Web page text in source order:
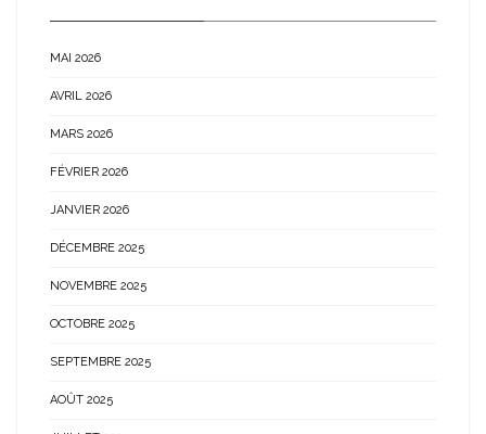
MAI 2026
AVRIL 2026
MARS 2026
FÉVRIER 2026
JANVIER 2026
DÉCEMBRE 2025
NOVEMBRE 2025
OCTOBRE 2025
SEPTEMBRE 2025
AOÛT 2025